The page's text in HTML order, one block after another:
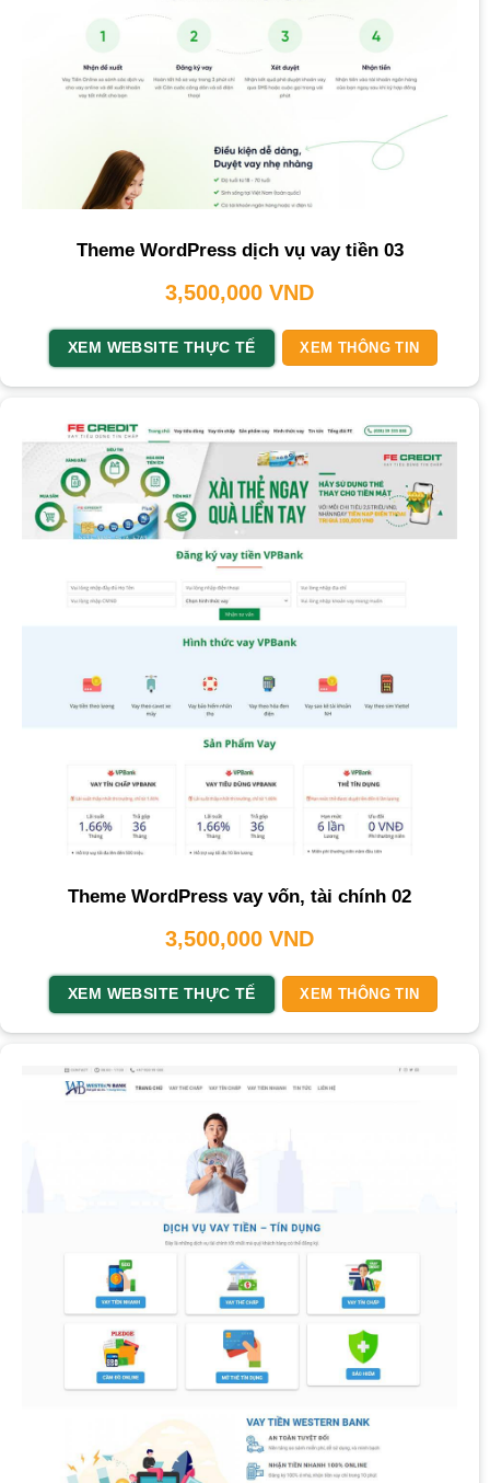
Theme WordPress dịch vụ vay tiền 03
3,500,000 VND
XEM WEBSITE THỰC TẾ XEM THÔNG TIN
Theme WordPress vay vốn, tài chính 02
3,500,000 VND
XEM WEBSITE THỰC TẾ XEM THÔNG TIN